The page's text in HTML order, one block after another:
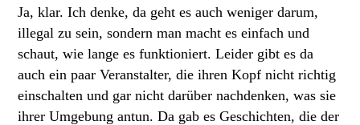
Ja, klar. Ich denke, da geht es auch weniger darum,
illegal zu sein, sondern man macht es einfach und
schaut, wie lange es funktioniert. Leider gibt es da
auch ein paar Veranstalter, die ihren Kopf nicht richtig
einschalten und gar nicht darüber nachdenken, was sie
ihrer Umgebung antun. Da gab es Geschichten, die der